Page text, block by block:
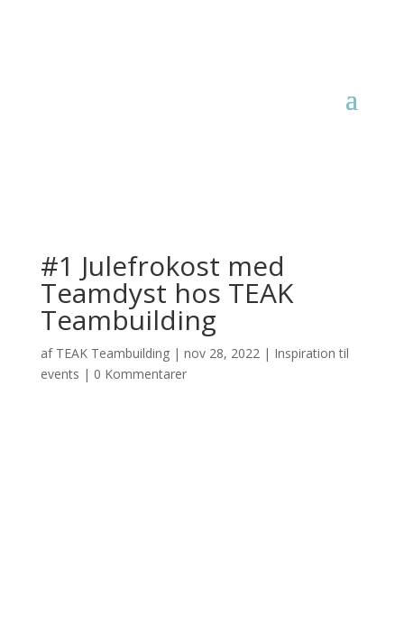
#1 Julefrokost med
Teamdyst hos TEAK
Teambuilding
af TEAK Teambuilding| nov 28, 2022| Inspiration til
events | 0 Kommentarer